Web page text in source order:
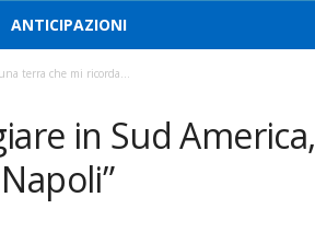
ANTICIPAZIONI
terra che mi ricorda...
in Sud America,